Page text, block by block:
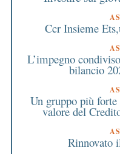
Ccr Insieme
L’impegno
bilancio
Un gruppo più
valore del
Rinnovato